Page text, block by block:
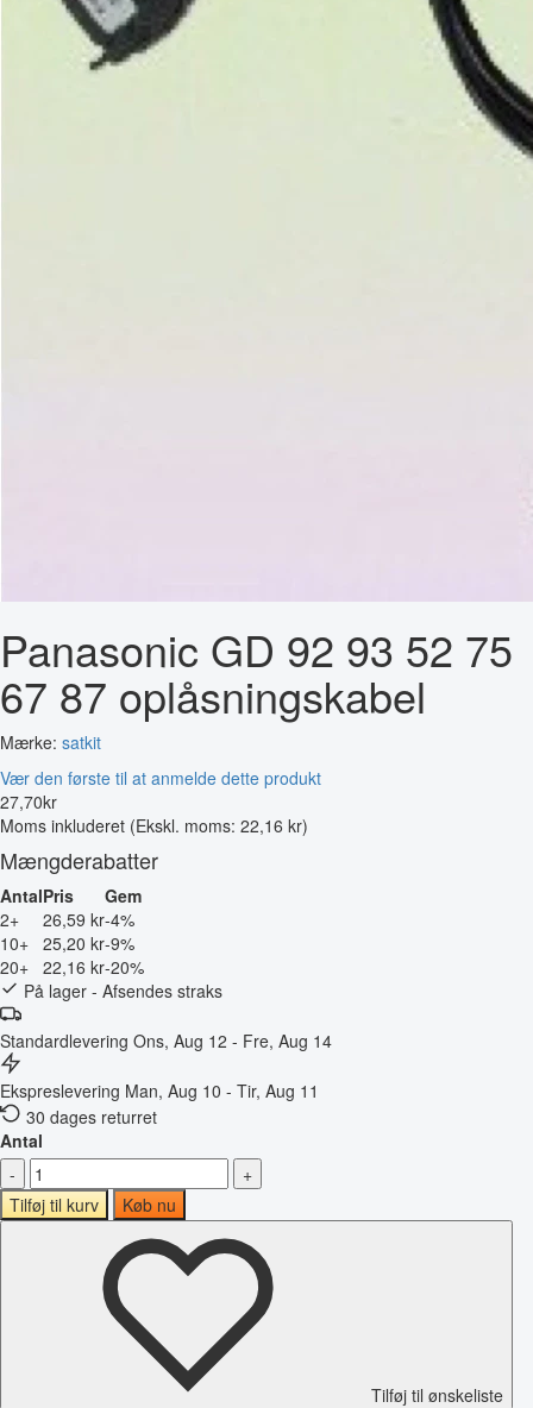
Panasonic GD 92 93 52 75
67 87 oplåsningskabel
Mærke: satkit
Vær den første til at anmelde dette produkt
27,70kr
Moms inkluderet (Ekskl. moms: 22,16 kr)
Mængderabatter
AntalPris
Gem
2+
26,59 kr-4%
10+ 25,20 kr-9%
20+ 22,16 kr-20%
På lager - Afsendes straks
Standardlevering Ons, Aug 12 - Fre, Aug 14
Ekspreslevering Man, Aug 10 - Tir, Aug 11
30 dages returret
Antal
-
+
Tilføj til kurv
Køb nu
Tilføj til ønskeliste